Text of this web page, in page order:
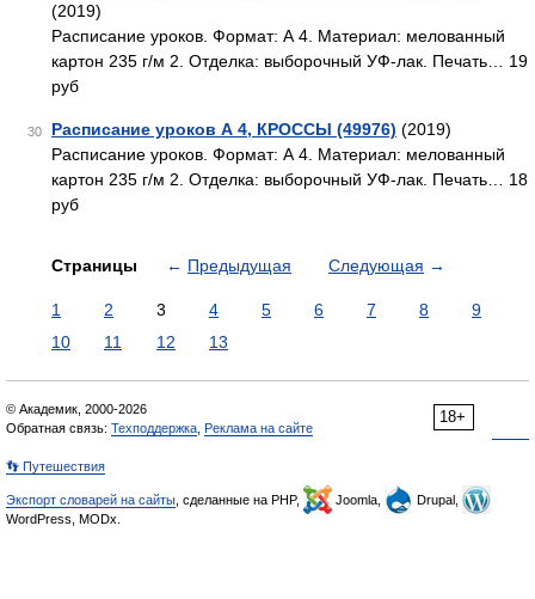
(2019)
Расписание уроков. Формат: А 4. Материал: мелованный
картон 235 г/м 2. Отделка: выборочный УФ-лак. Печать… 19
руб
30 Расписание уроков А 4, КРОССЫ (49976) (2019)
Расписание уроков. Формат: А 4. Материал: мелованный
картон 235 г/м 2. Отделка: выборочный УФ-лак. Печать… 18
руб
Страницы ← Предыдущая Следующая →
1 2 3 4 5 6 7 8
9
10
11 12 13
18+
© Академик, 2000-2026
Обратная связь: Техподдержка Реклама на сайте
👣 Путешествия
Экспорт словарей на сайты , сделанные на PHP, Joomla,
Drupal,
WordPress, MODx.